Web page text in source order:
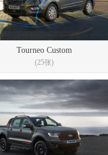
Tourneo Custom
(25张)